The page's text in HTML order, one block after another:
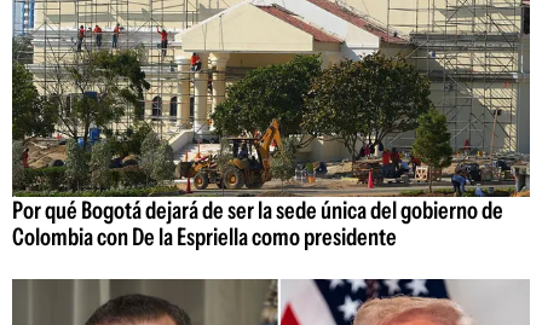
Por qué Bogotá dejará de ser la sede única del gobierno de
Colombia con De la Espriella como presidente